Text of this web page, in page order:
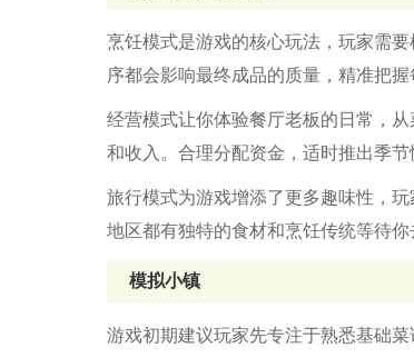
烹饪模式是游戏的核心玩法，玩家需
序都会影响最终成品的质量，精准把握
经营模式让你体验餐厅老板的日常，
和收入。合理分配资金，适时推出季
旅行模式为游戏增添了更多趣味性，
地区都有独特的食材和烹饪传统等待你
模拟小镇
游戏初期建议玩家先专注于熟悉基础